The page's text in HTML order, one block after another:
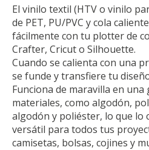
El vinilo textil (HTV o vinilo
de PET, PU/PVC y cola
fácilmente con tu plotter de
Crafter, Cricut o Silhouette.
Cuando se calienta con una
se funde y transfiere tu
Funciona de maravilla en una
materiales, como algodón,
algodón y poliéster, lo que lo
versátil para todos tus
camisetas, bolsas, cojines y